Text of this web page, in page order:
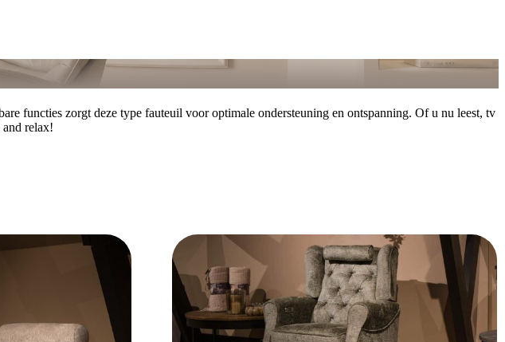
functies zorgt deze type fauteuil voor optimale ondersteuning en ontspanning. Of u nu leest, tv
relax!